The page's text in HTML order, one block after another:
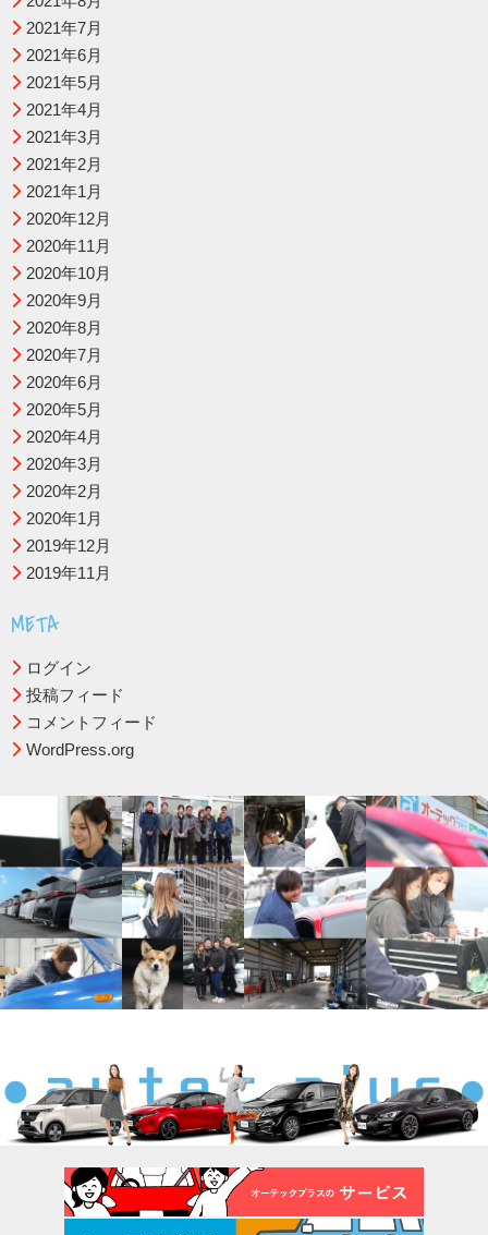
2021年7月
2021年6月
2021年5月
2021年4月
2021年3月
2021年2月
2021年1月
2020年12月
2020年11月
2020年10月
2020年9月
2020年8月
2020年7月
2020年6月
2020年5月
2020年4月
2020年3月
2020年2月
2020年1月
2019年12月
2019年11月
META
ログイン
投稿フィード
コメントフィード
WordPress.org